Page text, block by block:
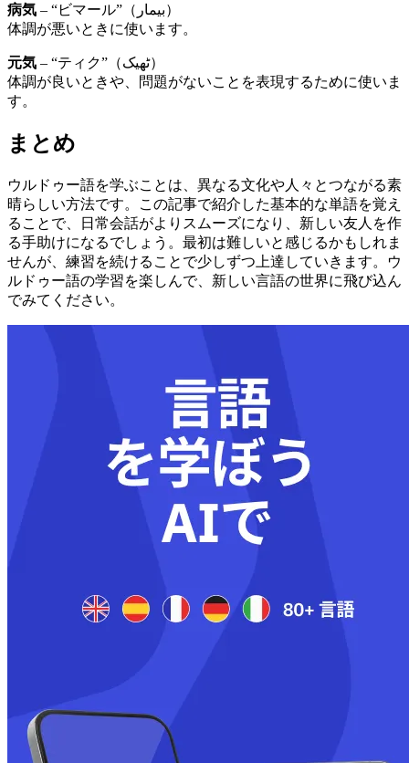
病気
– “ビマール”（بیمار）
体調が悪いときに使います。
元気
– “ティク”（ٹھیک）
体調が良いときや、問題がないことを表現するために使いま
す。
まとめ
ウルドゥー語を学ぶことは、異なる文化や人々とつながる素
晴らしい方法です。この記事で紹介した基本的な単語を覚え
ることで、日常会話がよりスムーズになり、新しい友人を作
る手助けになるでしょう。最初は難しいと感じるかもしれま
せんが、練習を続けることで少しずつ上達していきます。ウ
ルドゥー語の学習を楽しんで、新しい言語の世界に飛び込ん
でみてください。